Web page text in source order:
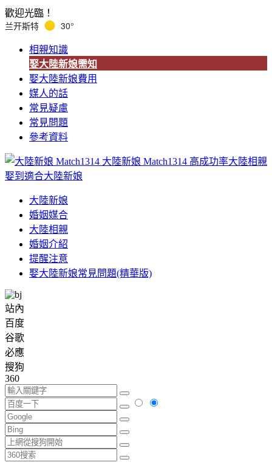
歡迎光臨！
兰开斯特 30°
相親知識
娶大陸新娘需知
娶大陸新娘費用
媒人的話
常見疑慮
常見問題
參考資料
大陸新娘 Match1314 高成功率大陸相親
娶到適合大陸新娘
大陸新娘
婚姻媒合
大陸相親
婚姻介紹
提醒注意
娶大陸新娘常見問題(精華版)
站內
百度
谷歌
必應
搜狗
360